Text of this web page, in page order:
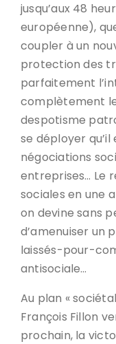
jusqu’aux 48
européenne),
coupler à un
protection des
parfaitement
complètement
despotisme
se déployer
négociations
entreprises… Le
sociales en une
on devine sans
d’amenuiser un
laissés-pour-
antisociale…
Au plan «
François Fillon
prochain, la